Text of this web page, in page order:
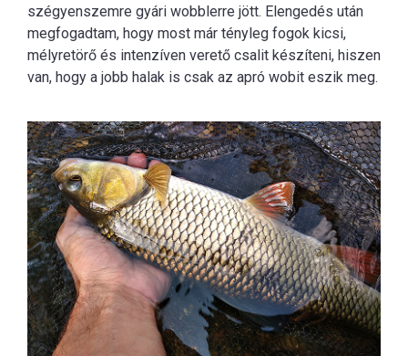
szégyenszemre gyári wobblerre jött. Elengedés után
megfogadtam, hogy most már tényleg fogok kicsi,
mélyretörő és intenzíven verető csalit készíteni, hiszen
van, hogy a jobb halak is csak az apró wobit eszik meg.